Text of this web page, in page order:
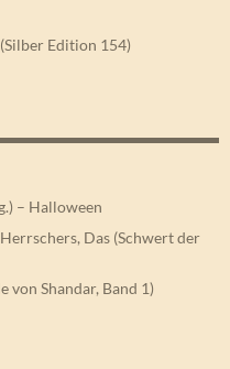
Edition 154)
– Halloween
Das (Schwert der
von Shandar, Band 1)